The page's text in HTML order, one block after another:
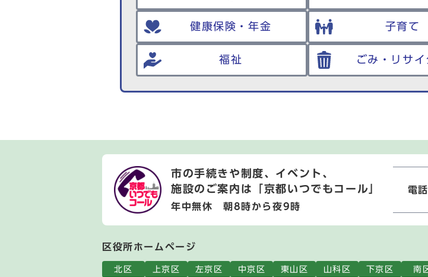
健康保険・年金 子育て
福祉 ごみ・リサイ
市の手続きや制度、イベント、
施設のご案内は
「京都いつでもコール」
年中無休 朝8時から夜9時
電
区役所ホームページ
北区 上京区 左京区 中京区 東山区 山科区 下京区 南